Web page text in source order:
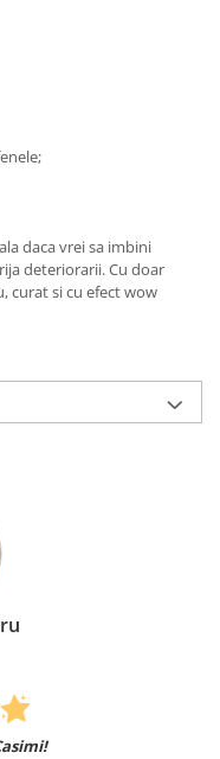
daca vrei sa imbini
deteriorarii. Cu doar
curat si cu efect wow